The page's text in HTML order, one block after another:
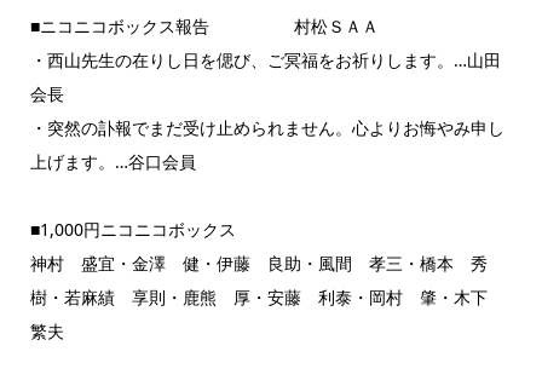
■ニコニコボックス報告 村松ＳＡＡ
・西山先生の在りし日を偲び、ご冥福をお祈りします。…山田
会長
・突然の訃報でまだ受け止められません。心よりお悔やみ申し
上げます。…谷口会員
■1,000円ニコニコボックス
神村 盛宜・金澤 健・伊藤 良助・風間 孝三・橋本 秀
樹・若麻績 享則・鹿熊 厚・安藤 利泰・岡村 肇・木下
繁夫